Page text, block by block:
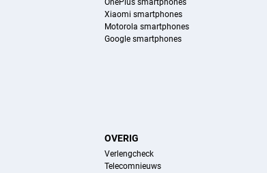
OnePlus smartphones
Xiaomi smartphones
Motorola smartphones
Google smartphones
OVERIG
Verlengcheck
Telecomnieuws